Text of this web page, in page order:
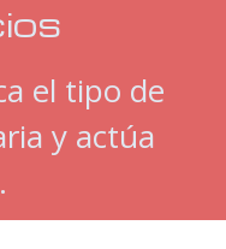
el tipo de
y actúa